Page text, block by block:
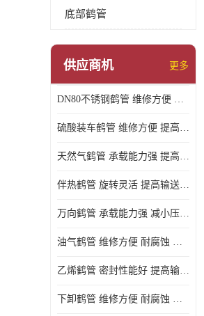
底部鹤管
供应商机 更多
DN80不锈钢鹤管 维修方便 提高输送效率
硫酸装车鹤管 维修方便 提高输送效率
天然气鹤管 承载能力强 提高输送效率
伴热鹤管 旋转灵活 提高输送效率
万向鹤管 承载能力强 减小压力损失
油气鹤管 维修方便 耐腐蚀 耐高温
乙烯鹤管 密封性能好 提高输送效率
下卸鹤管 维修方便 耐腐蚀 耐高温